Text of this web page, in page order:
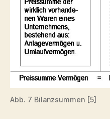
Abb. 7 Bilanzsummen [5]